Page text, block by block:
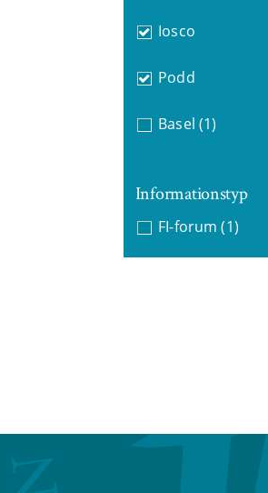
Iosco
Podd
Basel (1)
Informationstyp
FI-forum (1)